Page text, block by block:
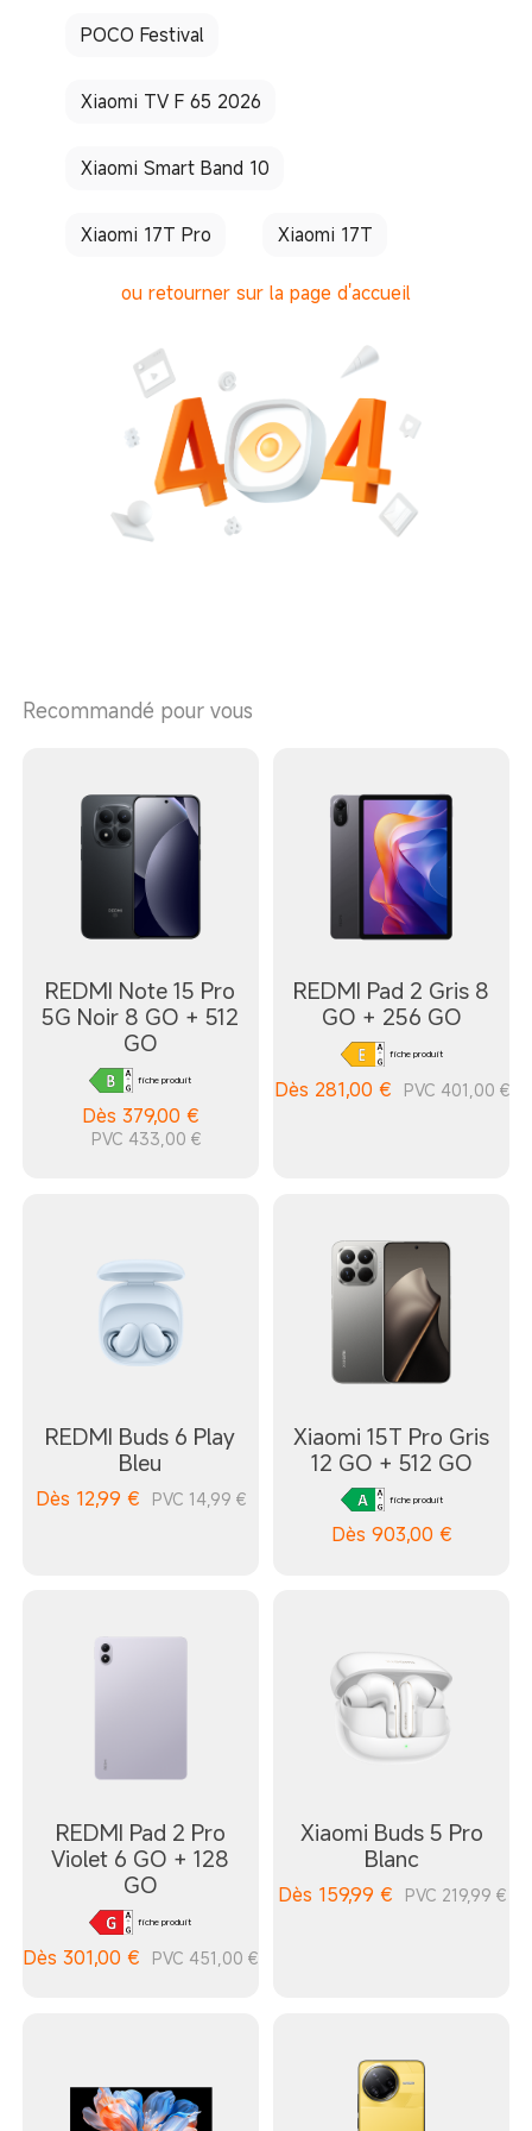
POCO Festival
Xiaomi TV F 65 2026
Xiaomi Smart Band 10
Xiaomi 17T Pro Xiaomi 17T
ou retourner sur la page d'accueil
Recommandé pour vous
REDMI Note 15 Pro
5G Noir 8 GO + 512
GO
fiche produit
Dès 379,00 €
PVC 433,00 €
REDMI Pad 2 Gris 8
GO + 256 GO
fiche produit
Dès 281,00 € PVC 401,00 €
REDMI Buds 6 Play
Bleu
Dès 12,99 € PVC 14,99 €
Xiaomi 15T Pro Gris
12 GO + 512 GO
fiche produit
Dès 903,00 €
REDMI Pad 2 Pro
Violet 6 GO + 128
GO
fiche produit
Dès 301,00 € PVC 451,00 €
Xiaomi Buds 5 Pro
Blanc
Dès 159,99 € PVC 219,99 €